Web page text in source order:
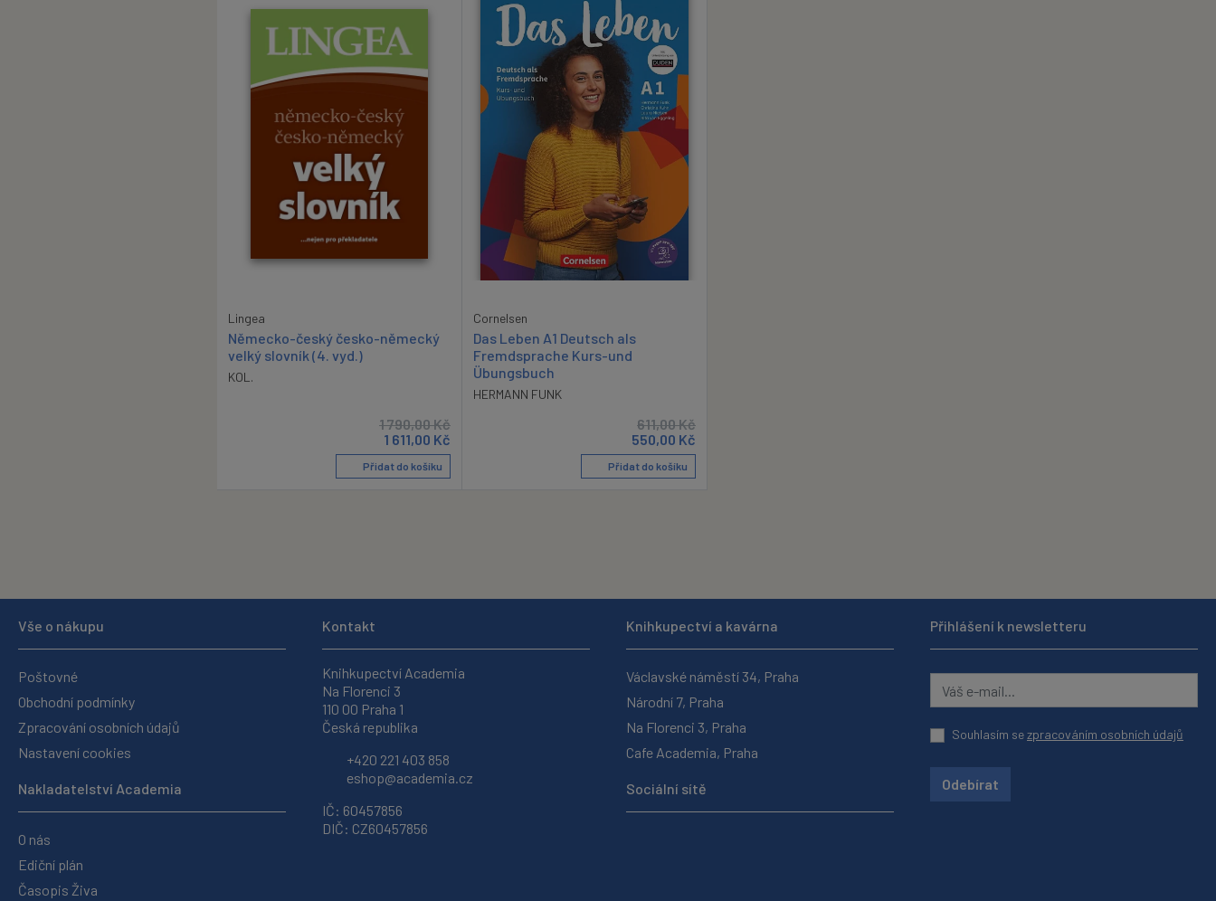
Lingea
Německo-český česko-německý
velký slovník (4. vyd.)
KOL.
1 790,00Kč
1 611,00 Kč
Přidat do košíku
Cornelsen
Das Leben A1 Deutsch als
Fremdsprache Kurs-und
Übungsbuch
HERMANN FUNK
611,00Kč
550,00 Kč
Přidat do košíku
Vše o nákupu
Poštovné
Obchodní podmínky
Zpracování osobních údajů
Nastavení cookies
Nakladatelství Academia
O nás
Ediční plán
Časopis Živa
Kontakt
Knihkupectví Academia
Na Florenci 3
110 00 Praha 1
Česká republika
+420 221 403 858
eshop@academia.cz
IČ: 60457856
DIČ: CZ60457856
Knihkupectví a kavárna
Václavské náměstí 34, Praha
Národní 7, Praha
Na Florenci 3, Praha
Cafe Academia, Praha
Sociální sítě
Přihlášení k newsletteru
Souhlasím sezpracováním osobních údajů
Odebírat